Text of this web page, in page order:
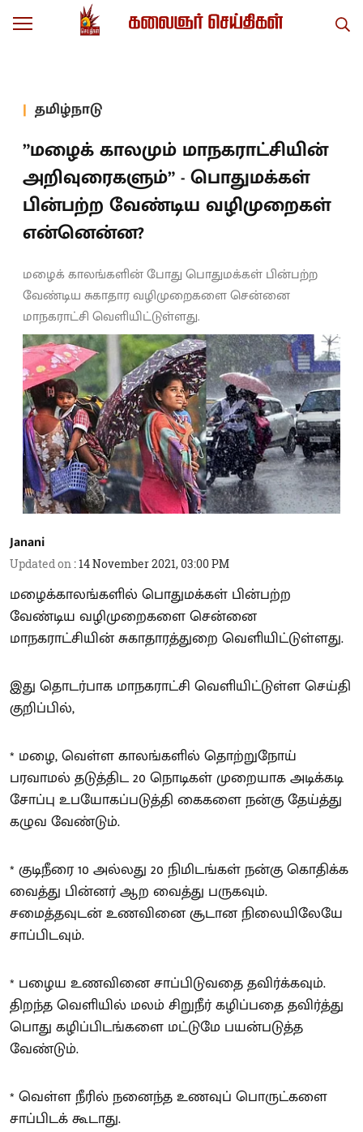
தமிழ்நாடு
”மழைக் காலமும் மாநகராட்சியின்
அறிவுரைகளும்” - பொதுமக்கள்
பின்பற்ற வேண்டிய வழிமுறைகள்
என்னென்ன?
மழைக் காலங்களின் போது பொதுமக்கள் பின்பற்ற
வேண்டிய சுகாதார வழிமுறைகளை சென்னை
மாநகராட்சி வெளியிட்டுள்ளது.
Janani
Updated on :14 November 2021, 03:00 PM
மழைக்காலங்களில் பொதுமக்கள் பின்பற்ற
வேண்டிய வழிமுறைகளை சென்னை
மாநகராட்சியின் சுகாதாரத்துறை வெளியிட்டுள்ளது.
இது தொடர்பாக மாநகராட்சி வெளியிட்டுள்ள செய்தி
குறிப்பில்,
* மழை, வெள்ள காலங்களில் தொற்றுநோய்
பரவாமல் தடுத்திட 20 நொடிகள் முறையாக அடிக்கடி
சோப்பு உபயோகப்படுத்தி கைகளை நன்கு தேய்த்து
கழுவ வேண்டும்.
* குடிநீரை 10 அல்லது 20 நிமிடங்கள் நன்கு கொதிக்க
வைத்து பின்னர் ஆற வைத்து பருகவும்.
சமைத்தவுடன் உணவினை சூடான நிலையிலேயே
சாப்பிடவும்.
* பழைய உணவினை சாப்பிடுவதை தவிர்க்கவும்.
திறந்த வெளியில் மலம் சிறுநீர் கழிப்பதை தவிர்த்து
பொது கழிப்பிடங்களை மட்டுமே பயன்படுத்த
வேண்டும்.
* வெள்ள நீரில் நனைந்த உணவுப் பொருட்களை
சாப்பிடக் கூடாது.